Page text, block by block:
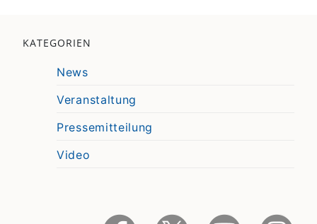
KATEGORIEN
News
Veranstaltung
Pressemitteilung
Video